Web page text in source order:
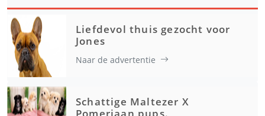
Liefdevol thuis gezocht voor
Jones
Naar de advertentie
Schattige Maltezer X
Pomeriaan pups.